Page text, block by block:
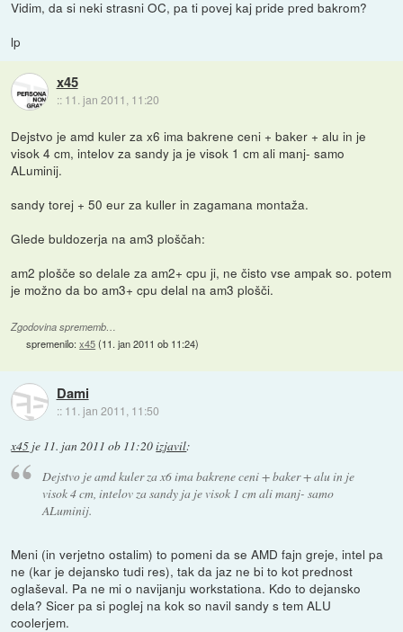
Vidim, da si neki strasni OC, pa ti povej kaj pride pred bakrom?
lp
x45
:: 11. jan 2011, 11:20
Dejstvo je amd kuler za x6 ima bakrene ceni + baker + alu in je
visok 4 cm, intelov za sandy ja je visok 1 cm ali manj- samo
ALuminij.
sandy torej + 50 eur za kuller in zagamana montaža.
Glede buldozerja na am3 ploščah:
am2 plošče so delale za am2+ cpu ji, ne čisto vse ampak so. potem
je možno da bo am3+ cpu delal na am3 plošči.
Zgodovina sprememb…
spremenilo:x45(11. jan 2011 ob 11:24)
Dami
:: 11. jan 2011, 11:50
x45 je 11. jan 2011 ob 11:20izjavil:
Dejstvo je amd kuler za x6 ima bakrene ceni + baker + alu in je
visok 4 cm, intelov za sandy ja je visok 1 cm ali manj- samo
ALuminij.
Meni (in verjetno ostalim) to pomeni da se AMD fajn greje, intel pa
ne (kar je dejansko tudi res), tak da jaz ne bi to kot prednost
oglaševal. Pa ne mi o navijanju workstationa. Kdo to dejansko
dela? Sicer pa si poglej na kok so navil sandy s tem ALU
coolerjem.